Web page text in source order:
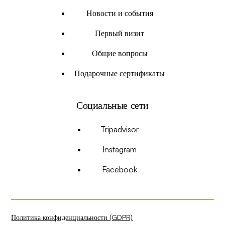
Новости и события
Первый визит
Общие вопросы
Подарочные сертификаты
Социальные сети
Tripadvisor
Instagram
Facebook
Политика конфиденциальности (GDPR)